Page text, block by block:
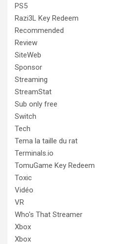
PS5
Razi3L Key Redeem
Recommended
Review
SiteWeb
Sponsor
Streaming
StreamStat
Sub only free
Switch
Tech
Tema la taille du rat
Terminals.io
TomuGame Key Redeem
Toxic
Vidéo
VR
Who's That Streamer
Xbox
Xbox